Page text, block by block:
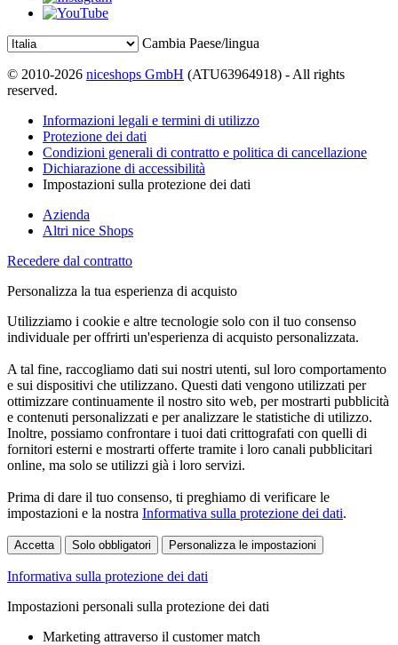
Cambia Paese/lingua
© 2010-2026 niceshops GmbH (ATU63964918) - All rights
reserved.
Informazioni legali e termini di utilizzo
Protezione dei dati
Condizioni generali di contratto e politica di cancellazione
Dichiarazione di accessibilità
Impostazioni sulla protezione dei dati
Azienda
Altri nice Shops
Recedere dal contratto
Personalizza la tua esperienza di acquisto
Utilizziamo i cookie e altre tecnologie solo con il tuo consenso
individuale per offrirti un'esperienza di acquisto personalizzata.
A tal fine, raccogliamo dati sui nostri utenti, sul loro comportamento
e sui dispositivi che utilizzano. Questi dati vengono utilizzati per
ottimizzare continuamente il nostro sito web, per mostrarti pubblicità
e contenuti personalizzati e per analizzare le statistiche di utilizzo.
Inoltre, possiamo confrontare i tuoi dati crittografati con quelli di
fornitori esterni e mostrarti offerte tramite i loro canali pubblicitari
online, ma solo se utilizzi già i loro servizi.
Prima di dare il tuo consenso, ti preghiamo di verificare le
impostazioni e la nostra Informativa sulla protezione dei dati.
Accetta Solo obbligatori Personalizza le impostazioni
Informativa sulla protezione dei dati
Impostazioni personali sulla protezione dei dati
Marketing attraverso il customer match